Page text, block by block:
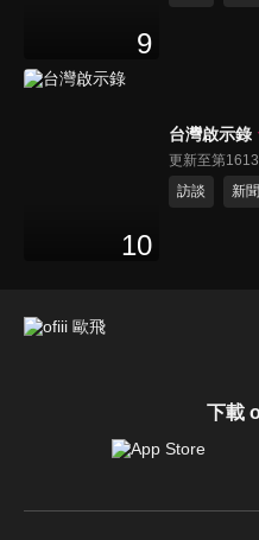
9
10
台灣啟示錄
更新至第
訪談
新聞
下載